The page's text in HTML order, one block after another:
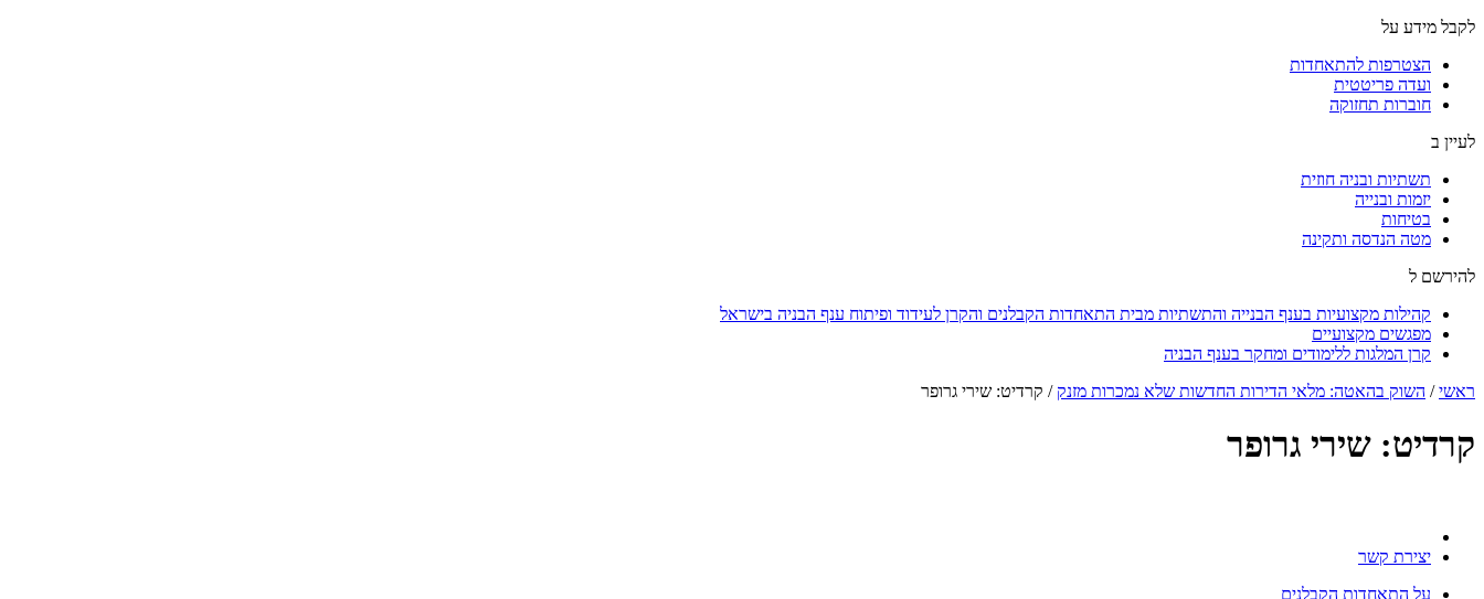
לקבל מידע על
הצטרפות להתאחדות
ועדה פריטטית
חוברות תחזוקה
לעיין ב
תשתיות ובניה חוזית
יזמות ובנייה
בטיחות
מטה הנדסה ותקינה
להירשם ל
קהילות מקצועיות בענף הבנייה והתשתיות מבית התאחדות הקבלנים והקרן לעידוד ופיתוח ענף הבניה בישראל
מפגשים מקצועיים
קרן המלגות ללימודים ומחקר בענף הבניה
ראשי/ השוק בהאטה: מלאי הדירות החדשות שלא נמכרות מזנק / קרדיט: שירי גרופר
קרדיט: שירי גרופר
יצירת קשר
על התאחדות הקבלנים